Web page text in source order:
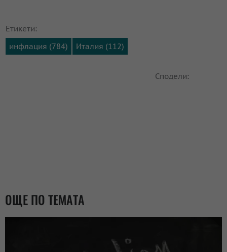
Етикети:
инфлация (784)
Италия (112)
Сподели:
ОЩЕ ПО ТЕМАТА